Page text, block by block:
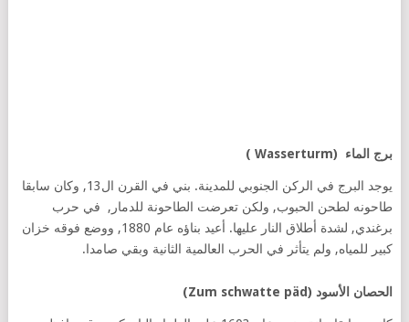
برج الماء (Wasserturm )
يوجد البرج في الركن الجنوبي للمدينة. بني في القرن ال13, وكان سابقا
طاحونه لطحن الحبوب, ولكن تعرضت الطاحونة للدمار, في حرب
برغندي, لشدة أطلاق النار عليها. أعيد بناؤه عام 1880, ووضع فوقه خزان
كبير للمياه, ولم يتأثر في الحرب العالمية الثانية وبقي صامدا.
الحصان الأسود (Zum schwatte päd)